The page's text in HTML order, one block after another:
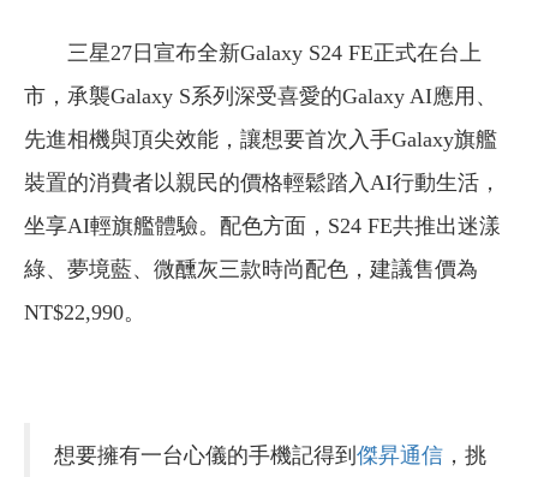
三星27日宣布全新Galaxy S24 FE正式在台上
市，承襲Galaxy S系列深受喜愛的Galaxy AI應用、
先進相機與頂尖效能，讓想要首次入手Galaxy旗艦
裝置的消費者以親民的價格輕鬆踏入AI行動生活，
坐享AI輕旗艦體驗。配色方面，S24 FE共推出迷漾
綠、夢境藍、微醺灰三款時尚配色，建議售價為
NT$22,990。
想要擁有一台心儀的手機記得到傑昇通信 ，挑